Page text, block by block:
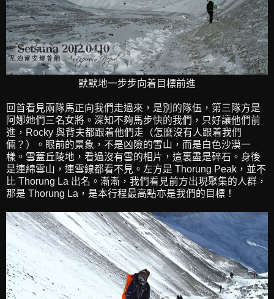
默默地一步步向着目標前進
回首看見兩隊馬正向我們走過來，是別的隊伍，第三隊方是
阿娜她們三名女將。深知不夠馬步快的我們，只好讓他們前
進，Rocky 與背夫都跟着他們走（怎麼沒有人跟着我們
倆？）。眼前的景象，不是凶險的雪山，而是白色沙漠一
樣。雪蓋丘陵地，看過沒有雪的相片，這裏盡是碎石。身後
是連綿雪山，連雪線都看不見。左方是 Thorung Peak，並不
比 Thorung La 出名。漸漸，我們看見前方出現聚集的人群，
那是 Thorung La，是本行程最高點亦是我們的目標！